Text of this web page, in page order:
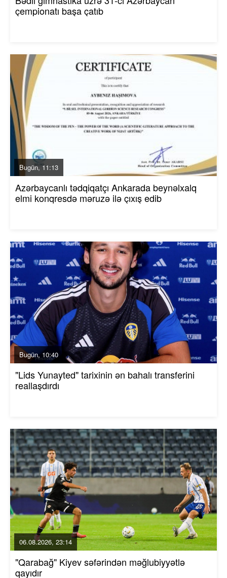
çempionatı başa çatıb
Bugün, 11:13
Azərbaycanlı tədqiqatçı Ankarada beynəlxalq
elmi konqresdə məruzə ilə çıxış edib
Bugün, 10:40
"Lids Yunayted" tarixinin ən bahalı transferini
reallaşdırdı
06.08.2026, 23:14
"Qarabağ" Kiyev səfərindən məğlubiyyətlə
qayıdır